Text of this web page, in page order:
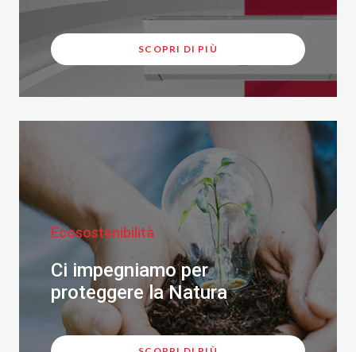
SCOPRI DI PIÙ
Ecosostenibilità
Ci impegniamo per
proteggere la Natura